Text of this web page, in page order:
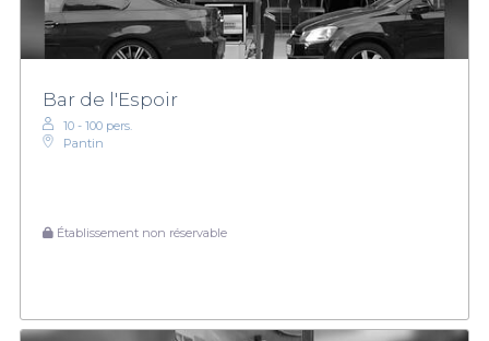
Bar de l'Espoir
10 - 100 pers.
Pantin
Établissement non réservable